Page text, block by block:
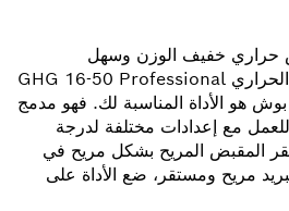
خفيف الوزن وسهل
الاستخدام، فإن المسدس الحراري GHG 16-50 Professional
هو الأداة المناسبة لك. فهو مدمج
مع إعدادات مختلفة لدرجة
المقبض المريح بشكل مريح في
مريح ومستقر، ضع الأداة على